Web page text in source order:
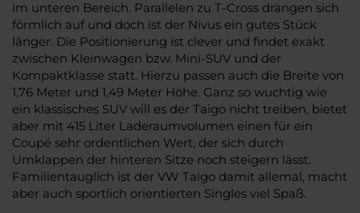
im unteren Bereich. Parallelen zu T-Cross drängen sich
förmlich auf und doch ist der Nivus ein gutes Stück
länger. Die Positionierung ist clever und findet exakt
zwischen Kleinwagen bzw. Mini-SUV und der
Kompaktklasse statt. Hierzu passen auch die Breite von
1,76 Meter und 1,49 Meter Höhe. Ganz so wuchtig wie
ein klassisches SUV will es der Taigo nicht treiben, bietet
aber mit 415 Liter Laderaumvolumen einen für ein
Coupé sehr ordentlichen Wert, der sich durch
Umklappen der hinteren Sitze noch steigern lässt.
Familientauglich ist der VW Taigo damit allemal, macht
aber auch sportlich orientierten Singles viel Spaß.